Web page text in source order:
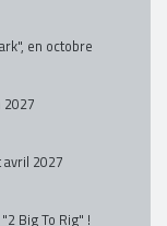
en octobre
2027
Big To Rig" !